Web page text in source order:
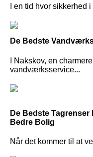
I en tid hvor sikkerhed
De Bedste
I Nakskov, en
vandværksservice...
De Bedste Tagrenser
Bedre Bolig
Når det kommer til at